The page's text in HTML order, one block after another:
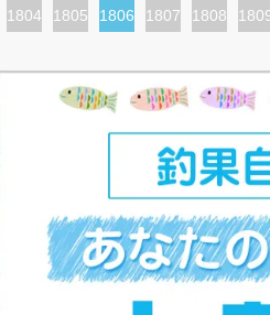
ペ
1804
ペ
1805
カ
ト
ジ
1806
ペ
1807
ペ
1808
ペ